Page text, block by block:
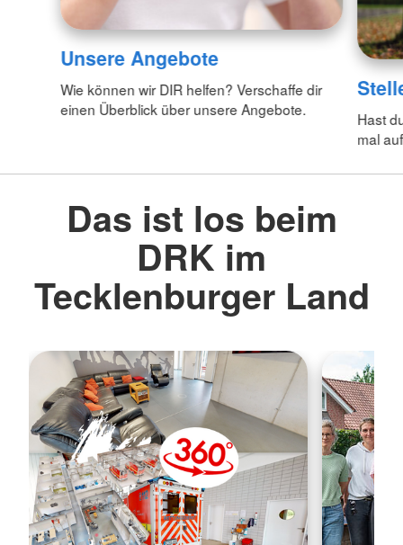
Unsere Angebote
Wie können wir DIR helfen? Verschaffe dir
einen Überblick über unsere Angebote.
Hast
mal
Das ist los beim
DRK im
Tecklenburger Land